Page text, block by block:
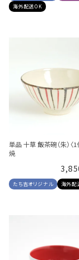
海外配送OK
単品 十草 飯茶碗（朱）〈
焼
たち吉オリジナル 海外配